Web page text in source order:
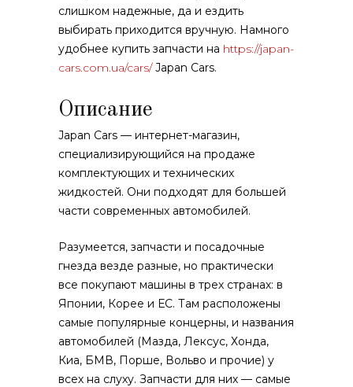
слишком надежные, да и ездить
выбирать приходится вручную. Намного
удобнее купить запчасти на https://japan-
cars.com.ua/cars/Japan Cars.
Описание
Japan Cars — интернет-магазин,
специализирующийся на продаже
комплектующих и технических
жидкостей. Они подходят для большей
части современных автомобилей.
Разумеется, запчасти и посадочные
гнезда везде разные, но практически
все покупают машины в трех странах: в
Японии, Корее и ЕС. Там расположены
самые популярные концерны, и названия
автомобилей (Мазда, Лексус, Хонда,
Киа, БМВ, Порше, Вольво и прочие) у
всех на слуху. Запчасти для них — самые